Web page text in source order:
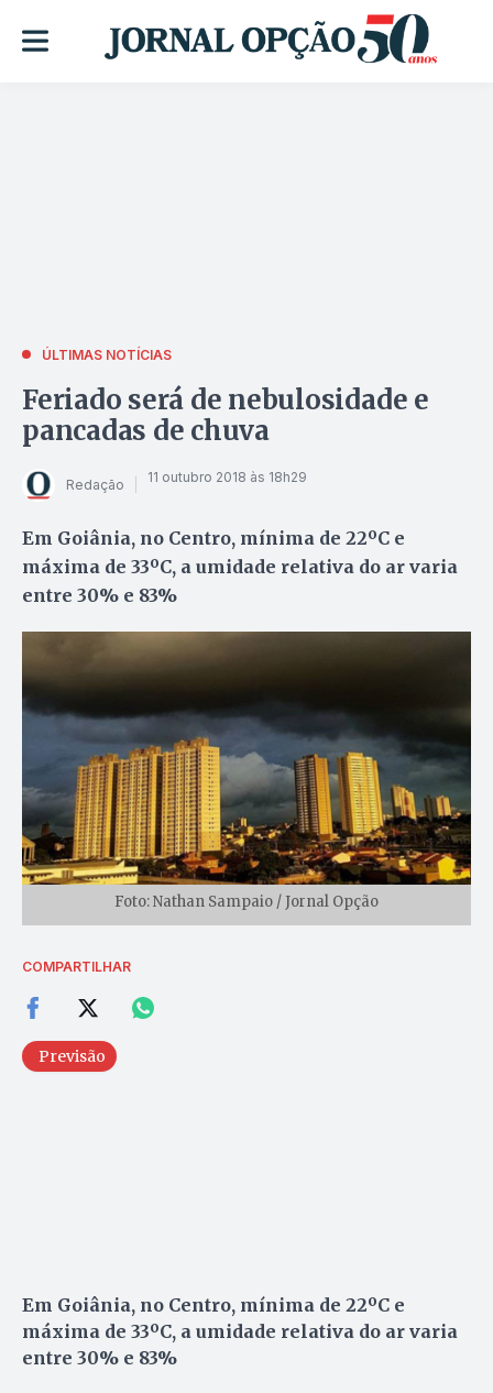
ÚLTIMAS NOTÍCIAS
Feriado será de nebulosidade e
pancadas de chuva
Redação 11 outubro 2018 às 18h29
Em Goiânia, no Centro, mínima de 22ºC e
máxima de 33ºC, a umidade relativa do ar varia
entre 30% e 83%
Foto: Nathan Sampaio / Jornal Opção
COMPARTILHAR
Previsão
Em Goiânia, no Centro, mínima de 22ºC e
máxima de 33ºC, a umidade relativa do ar varia
entre 30% e 83%